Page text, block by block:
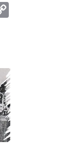
Copy